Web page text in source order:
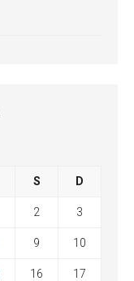
S D
2 3
9 10
16 17